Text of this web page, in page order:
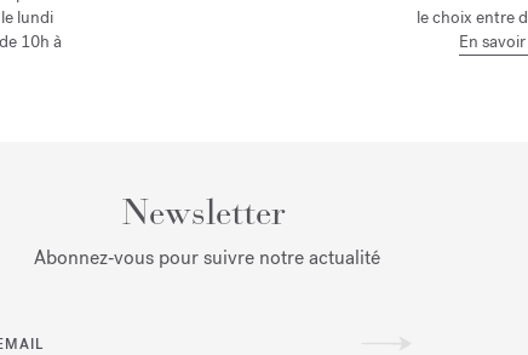
lundi
10h à
le choix entre
En
Newsletter
Abonnez‑vous pour suivre notre actualité